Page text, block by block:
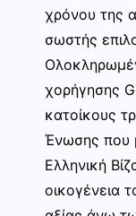
χρόνου της
σωστής
χορήγησης
κατοίκους
Ένωσης που
Ελληνική
οικογένεια